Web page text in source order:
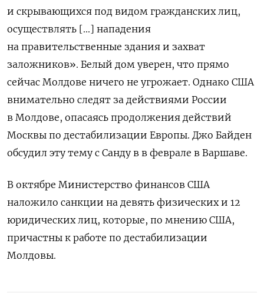
и скрывающихся под видом гражданских лиц,
осуществлять [...] нападения
на правительственные здания и захват
заложников». Белый дом уверен, что прямо
сейчас Молдове ничего не угрожает. Однако США
внимательно следят за действиями России
в Молдове, опасаясь продолжения действий
Москвы по дестабилизации Европы. Джо Байден
обсудил эту тему с Санду в в феврале в Варшаве.
В октябре Министерство финансов США
наложило санкции на девять физических и 12
юридических лиц, которые, по мнению США,
причастны к работе по дестабилизации
Молдовы.